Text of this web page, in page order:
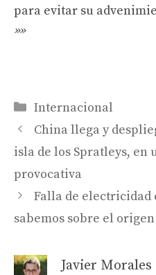
para evitar su
»»
Categorías
Internacional
China llega y
isla de los Spratleys, en
provocativa
Falla de electricidad
sabemos sobre el
Javier Morales